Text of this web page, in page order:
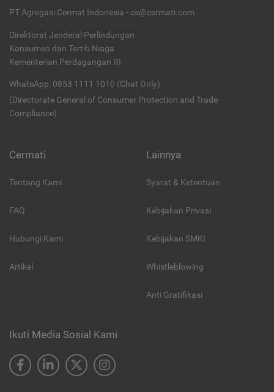
PT Agregasi Cermat Indonesia - cs@cermati.com
Direktorat Jenderal Perlindungan
Konsumen dan Tertib Niaga
Kementerian Perdagangan RI
WhatsApp: 0853 1111 1010 (Chat Only)
(Directorate General of Consumer Protection and Trade
Compliance)
Cermati
Tentang Kami
FAQ
Hubungi Kami
Artikel
Lainnya
Syarat & Ketentuan
Kebijakan Privasi
Kebijakan SMKI
Whistleblowing
Anti Gratifikasi
Ikuti Media Sosial Kami